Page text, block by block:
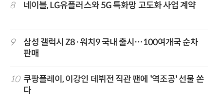
8 네이블, LG유플러스와 5G 특화망 고도화 사업 계약
9
삼성 갤럭시 Z8·워치9 국내 출시…100여개국 순차
판매
10 쿠팡플레이, 이강인 데뷔전 직관 팬에 '역조공' 선물 쏜
다